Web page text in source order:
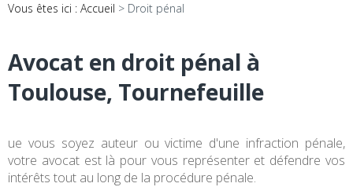
Vous êtes ici : Accueil > Droit pénal
Avocat en droit pénal à
Toulouse, Tournefeuille
ue vous soyez auteur ou victime d'une infraction pénale,
votre avocat est là pour vous représenter et défendre vos
intérêts tout au long de la procédure pénale.